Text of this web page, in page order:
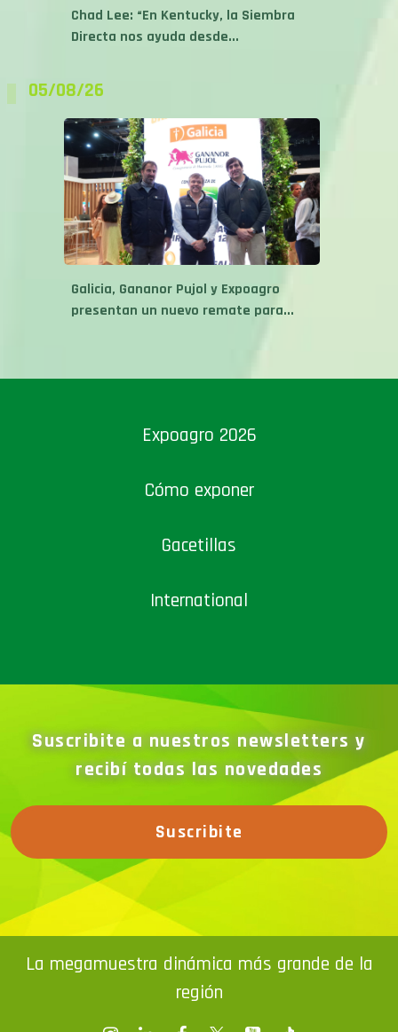
Chad Lee: “En Kentucky, la Siembra
Directa nos ayuda desde...
05/08/26
Galicia, Gananor Pujol y Expoagro
presentan un nuevo remate para...
Expoagro 2026
Cómo exponer
Gacetillas
International
Suscribite a nuestros newsletters y
recibí todas las novedades
Suscribite
La megamuestra dinámica más grande de la
región